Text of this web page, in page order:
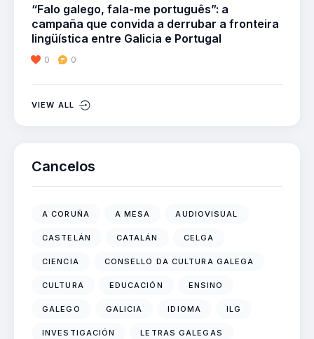
“Falo galego, fala-me português”: a
campaña que convida a derrubar a fronteira
lingüística entre Galicia e Portugal
0 0
VIEW ALL
Cancelos
A CORUÑA A MESA AUDIOVISUAL
CASTELÁN CATALÁN CELGA
CIENCIA CONSELLO DA CULTURA GALEGA
CULTURA EDUCACIÓN ENSINO
GALEGO GALICIA IDIOMA ILG
INVESTIGACIÓN LETRAS GALEGAS